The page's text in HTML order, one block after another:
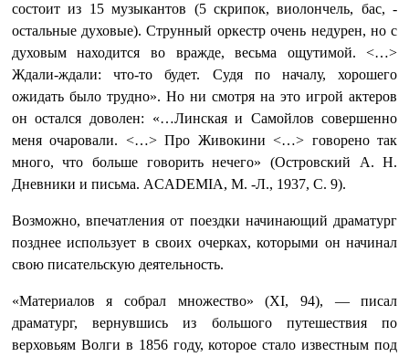
состоит из 15 музыкантов (5 скрипок, виолончель, бас, -
остальные духовые). Струнный оркестр очень недурен, но с
духовым находится во вражде, весьма ощутимой. <…>
Ждали-ждали: что-то будет. Судя по началу, хорошего
ожидать было трудно». Но ни смотря на это игрой актеров
он остался доволен: «…Линская и Самойлов совершенно
меня очаровали. <…> Про Живокини <…> говорено так
много, что больше говорить нечего» (Островский А. Н.
Дневники и письма. ACADEMIA, М. -Л., 1937, С. 9).
Возможно, впечатления от поездки начинающий драматург
позднее использует в своих очерках, которыми он начинал
свою писательскую деятельность.
«Материалов я собрал множество» (XI, 94), — писал
драматург, вернувшись из большого путешествия по
верховьям Волги в 1856 году, которое стало известным под